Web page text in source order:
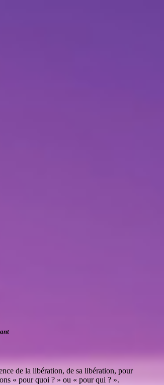
de la libération, de sa libération, pour
« pour quoi ? » ou « pour qui ? ».